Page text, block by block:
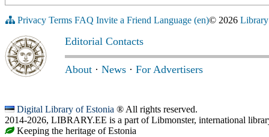
Privacy Terms FAQ Invite a Friend Language (en)© 2026
Editorial Contacts
About · News · For Advertisers
Digital Library of Estonia ® All rights reserved.
2014-2026, LIBRARY.EE is a part of Libmonster, international
Keeping the heritage of Estonia